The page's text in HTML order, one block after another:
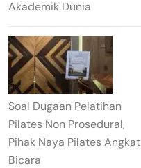
Akademik Dunia
Soal Dugaan Pelatihan
Pilates Non Prosedural,
Pihak Naya Pilates Angkat
Bicara